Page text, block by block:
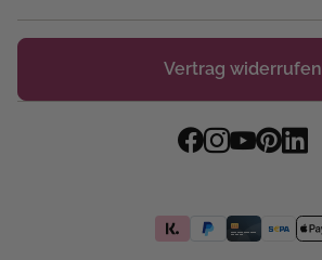
Vertrag widerrufen